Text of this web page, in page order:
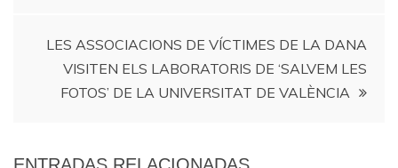
LES ASSOCIACIONS DE VÍCTIMES DE LA DANA
VISITEN ELS LABORATORIS DE ‘SALVEM LES
FOTOS’ DE LA UNIVERSITAT DE VALÈNCIA